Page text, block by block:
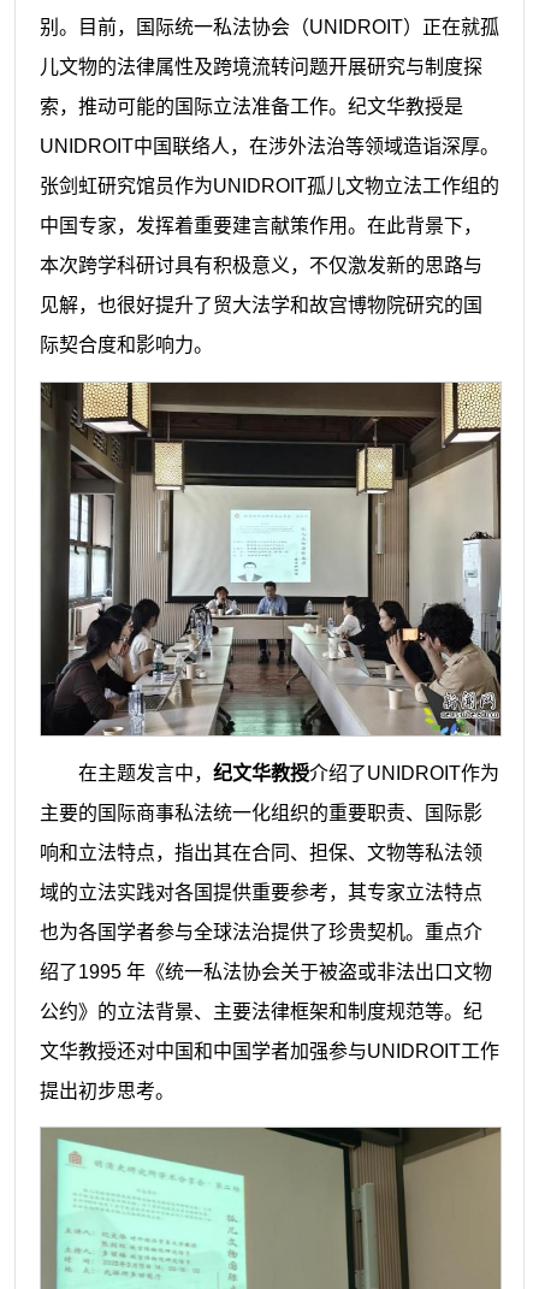
别。目前，国际统一私法协会（UNIDROIT）正在就孤
儿文物的法律属性及跨境流转问题开展研究与制度探
索，推动可能的国际立法准备工作。 纪文华教授是
UNIDROIT中国联络人，在涉外法治等领域造诣深厚。
张剑虹研究馆员作为UNIDROIT孤儿文物立法工作组的
中国专家，发挥着重要建言献策作用。在此背景下，
本次跨学科研讨具有积极意义，不仅激发新的思路与
见解，也很好提升了贸大法学和故宫博物院研究的国
际契合度和影响力。
在主题发言中， 纪文华教授介绍了UNIDROIT作为
主要的国际商事私法统一化组织的重要职责、国际影
响和立法特点，指出其在合同、担保、文物等私法领
域的立法实践对各国提供重要参考，其专家立法特点
也为各国学者参与全球法治提供了珍贵契机。重点介
绍了1995 年《统一私法协会关于被盗或非法出口文物
公约》的立法背景、主要法律框架和制度规范等。纪
文华教授还对中国和中国学者加强参与UNIDROIT工作
提出初步思考。